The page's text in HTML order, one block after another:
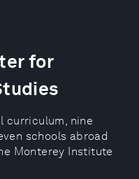
for
curriculum, nine
schools abroad
Monterey Institute